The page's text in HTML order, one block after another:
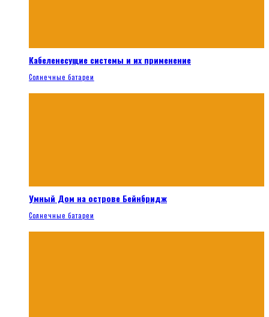
Кабеленесущие системы и их применение
Солнечные батареи
Умный Дом на острове Бейнбридж
Солнечные батареи